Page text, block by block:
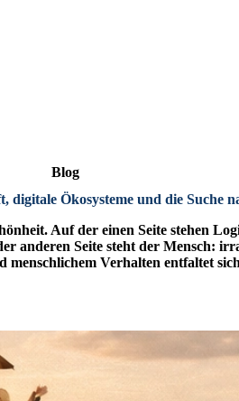
Blog
digitale Ökosysteme und die Suche
Auf der einen Seite stehen
anderen Seite steht der Mensch:
menschlichem Verhalten entfaltet